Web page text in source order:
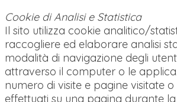
Cookie di Analisi e Statistica
Il sito utilizza cookie analitico/
raccogliere ed elaborare analisi
modalità di navigazione degli
attraverso il computer o le
numero di visite e pagine visitate
effettuati su una pagina durante